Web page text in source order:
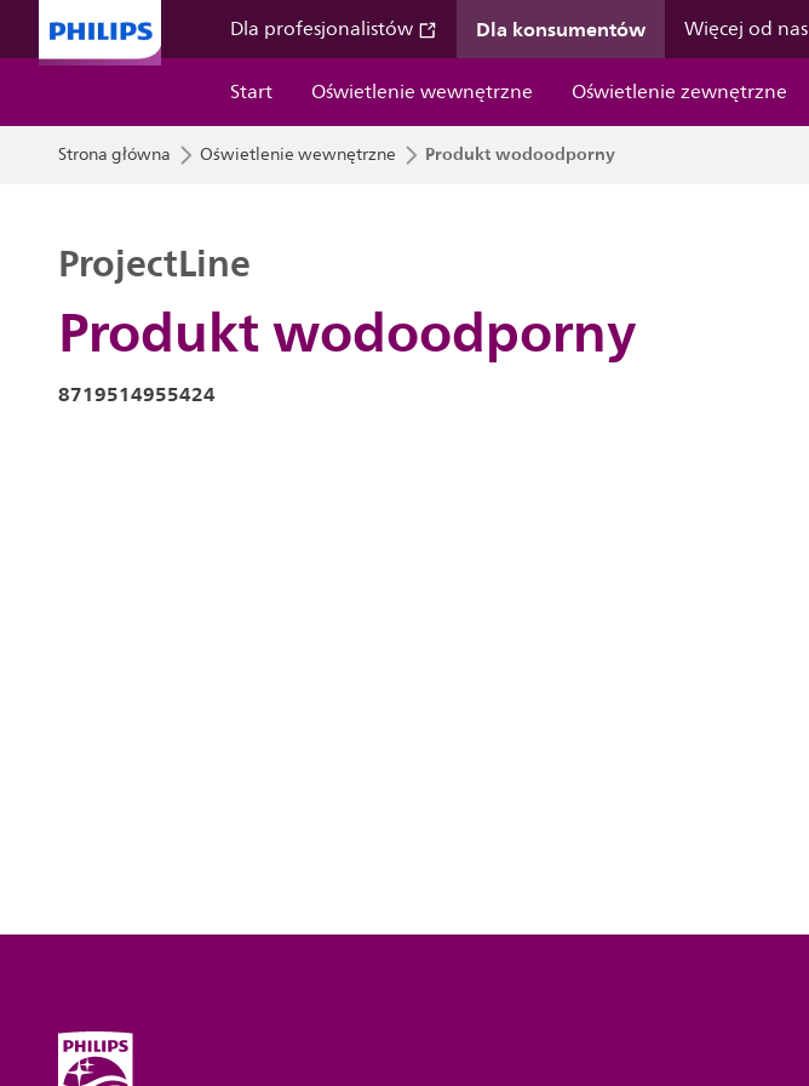
Dla profesjonalistów Dla konsumentów Więcej od nas
Start
Oświetlenie wewnętrzne Oświetlenie zewnętrzne
Strona główna Oświetlenie wewnętrzne Produkt wodoodporny
Produkt wodoodporny
ProjectLine
8719514955424